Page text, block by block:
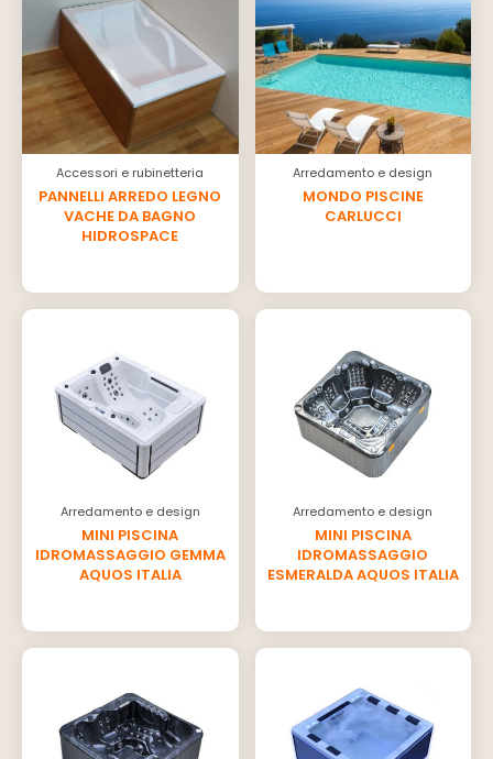
Accessori e rubinetteria
PANNELLI ARREDO LEGNO
VACHE DA BAGNO
HIDROSPACE
Arredamento e design
MONDO PISCINE
CARLUCCI
Arredamento e design
MINI PISCINA
IDROMASSAGGIO GEMMA
AQUOS ITALIA
Arredamento e design
MINI PISCINA
IDROMASSAGGIO
ESMERALDA AQUOS ITALIA